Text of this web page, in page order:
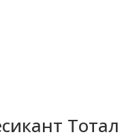
Тотал